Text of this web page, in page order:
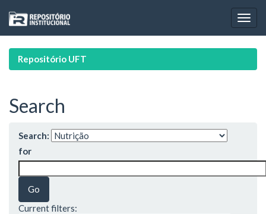
navigation
Repositório UFT
Search
Search:
for
Current filters: